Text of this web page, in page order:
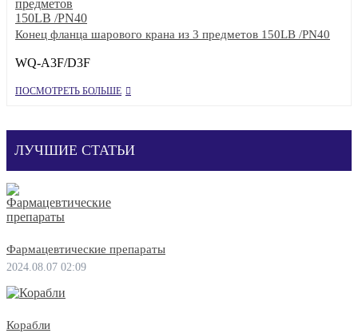
Конец фланца шарового крана из 3 предметов 150LB /PN40
WQ-A3F/D3F
ПОСМОТРЕТЬ БОЛЬШЕ
ЛУЧШИЕ СТАТЬИ
Фармацевтические препараты
2024.08.07 02:09
Корабли